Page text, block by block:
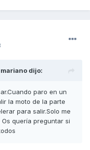
dijo:
paro en un
la moto de la parte
para salir.Solo me
quería preguntar si